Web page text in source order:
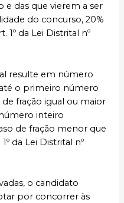
e das que vierem a ser
do concurso, 20%
1º da Lei Distrital nº
resulte em número
o primeiro número
fração igual ou maior
inteiro
de fração menor que
da Lei Distrital nº
o candidato
por concorrer às